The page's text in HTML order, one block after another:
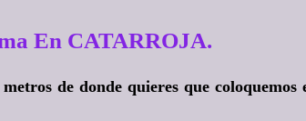
En CATARROJA.
de donde quieres que coloquemos